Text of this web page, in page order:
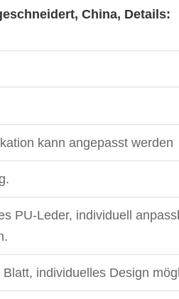
China, Details:
kann angepasst werden
PU-Leder, individuell
individuelles Design